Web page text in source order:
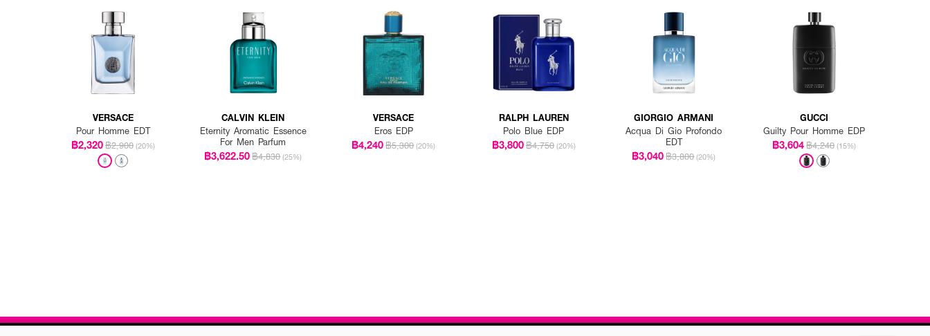
VERSACE
Pour Homme EDT
฿2,320฿2,900 (20%)
CALVIN KLEIN
Eternity Aromatic Essence
For Men Parfum
฿3,622.50฿4,830 (25%)
VERSACE
Eros EDP
฿4,240฿5,300 (20%)
RALPH LAUREN
Polo Blue EDP
฿3,800฿4,750 (20%)
GIORGIO ARMANI
Acqua Di Gio Profondo
EDT
฿3,040฿3,800 (20%)
GUCCI
Guilty Pour Homme EDP
฿3,604฿4,240 (15%)